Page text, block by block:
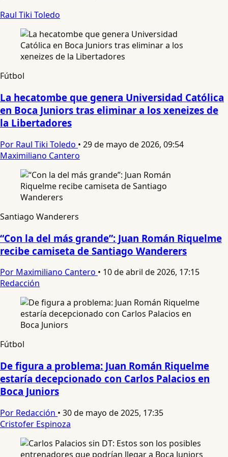
Raul Tiki Toledo
Fútbol
La hecatombe que genera Universidad Católica
en Boca Juniors tras eliminar a los xeneizes de
la Libertadores
Por Raul Tiki Toledo • 29 de mayo de 2026, 09:54
Maximiliano Cantero
Santiago Wanderers
“Con la del más grande”: Juan Román Riquelme
recibe camiseta de Santiago Wanderers
Por Maximiliano Cantero • 10 de abril de 2026, 17:15
Redacción
Fútbol
De figura a problema: Juan Román Riquelme
estaría decepcionado con Carlos Palacios en
Boca Juniors
Por Redacción • 30 de mayo de 2025, 17:35
Cristofer Espinoza